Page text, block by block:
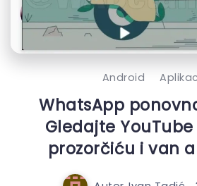
Android
WhatsApp
Gledajte
prozorčiću i van